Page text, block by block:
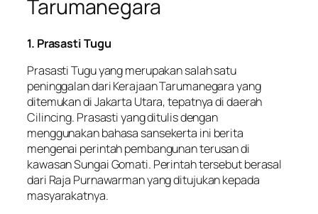
Tarumanegara
1. Prasasti Tugu
Prasasti Tugu yang merupakan salah satu
peninggalan dari Kerajaan Tarumanegara yang
ditemukan di Jakarta Utara, tepatnya di daerah
Cilincing. Prasasti yang ditulis dengan
menggunakan bahasa sansekerta ini berita
mengenai perintah pembangunan terusan di
kawasan Sungai Gomati. Perintah tersebut berasal
dari Raja Purnawarman yang ditujukan kepada
masyarakatnya.